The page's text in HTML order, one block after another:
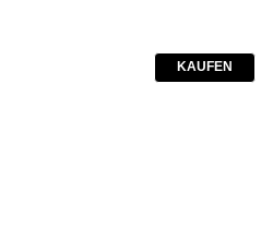
KAUFEN